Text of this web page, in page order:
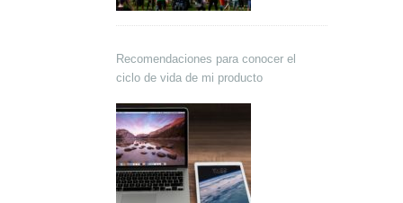
Recomendaciones para conocer el
ciclo de vida de mi producto